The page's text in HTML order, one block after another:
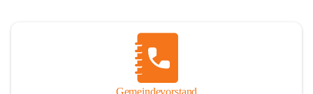
Gemeindevorstand